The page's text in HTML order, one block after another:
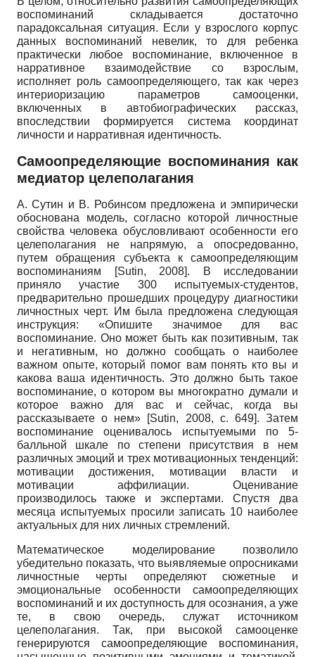
воспоминаний складывается достаточно
парадоксальная ситуация. Если у взрослого корпус
данных воспоминаний невелик, то для ребенка
практически любое воспоминание, включенное в
нарративное взаимодействие со взрослым,
исполняет роль самоопределяющего, так как через
интериоризацию параметров самооценки,
включенных в автобиографических рассказ,
впоследствии формируется система координат
личности и нарративная идентичность.
Самоопределяющие воспоминания как
медиатор целеполагания
А. Сутин и В. Робинсом предложена и эмпирически
обоснована модель, согласно которой личностные
свойства человека обусловливают особенности его
целеполагания не напрямую, а опосредованно,
путем обращения субъекта к самоопределяющим
воспоминаниям
[Sutin, 2008]. В исследовании
приняло участие 300 испытуемых-студентов,
предварительно прошедших процедуру диагностики
личностных черт. Им была предложена следующая
инструкция: «Опишите значимое для вас
воспоминание. Оно может быть как позитивным, так
и негативным, но должно сообщать о наиболее
важном опыте, который помог вам понять кто вы и
какова ваша идентичность. Это должно быть такое
воспоминание, о котором вы многократно думали и
которое важно для вас и сейчас, когда вы
рассказываете о нем» [Sutin, 2008, с. 649]. Затем
воспоминание оценивалось испытуемыми по 5-
балльной шкале по степени присутствия в нем
различных эмоций и трех мотивационных тенденций:
мотивации достижения, мотивации власти и
мотивации аффилиации. Оценивание
производилось также и экспертами. Спустя два
месяца испытуемых просили записать 10 наиболее
актуальных для них личных стремлений.
Математическое моделирование позволило
убедительно показать, что выявляемые опросниками
личностные черты определяют сюжетные и
эмоциональные особенности самоопределяющих
воспоминаний и их доступность для осознания, а уже
те, в свою очередь, служат источником
целеполагания. Так, при высокой самооценке
генерируются самоопределяющие воспоминания,